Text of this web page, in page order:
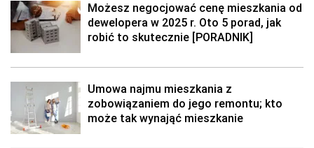
Możesz negocjować cenę mieszkania od
dewelopera w 2025 r. Oto 5 porad, jak
robić to skutecznie [PORADNIK]
Umowa najmu mieszkania z
zobowiązaniem do jego remontu; kto
może tak wynająć mieszkanie